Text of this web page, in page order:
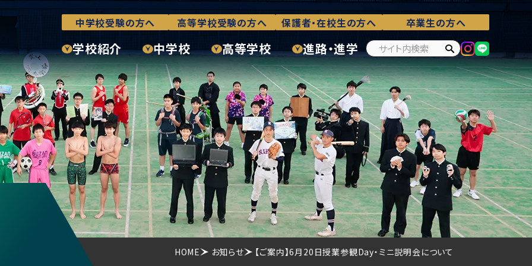
中学校受験の方へ 高等学校受験の方へ 保護者・在校生の方へ 卒業生の方へ
学校紹介 中学校 高等学校 進路・進学
HOME お知らせ 【ご案内】6月20日授業参観Day・ミニ説明会について